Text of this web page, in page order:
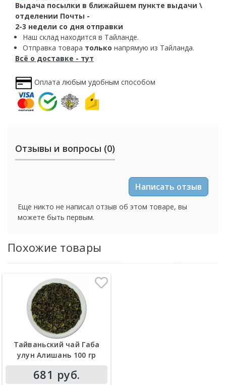
Выдача посылки в ближайшем пункте выдачи \
отделении Почты -
2-3 недели со дня отправки
Наш склад находится в Тайланде.
Отправка товара только напрямую из Тайланда.
Всё о доставке - тут
Оплата любым удобным способом
Отзывы и вопросы (0)
Написать отзыв
Еще никто не написал отзыв об этом товаре, вы
можете быть первым.
Похожие товары
Тайваньский чай Габа
улун Алишань 100 гр
681 руб.